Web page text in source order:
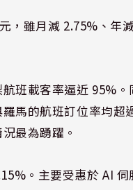
，雖月減 2.75%、年
班載客率逼近 95%
馬的航班訂位率均超
最為踴躍。
。主要受惠於 AI